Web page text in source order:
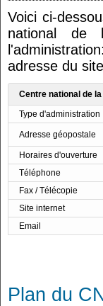
Voici ci-
national de
adresse du
Centre national de
Type d'administration
Adresse géopostale
Horaires d'ouverture
Téléphone
Fax / Télécopie
Site internet
Email
Plan du